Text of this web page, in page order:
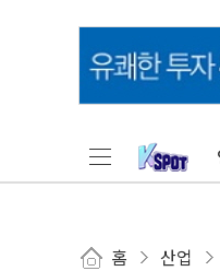
홈 산업